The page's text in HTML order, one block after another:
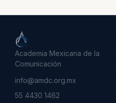
Academia Mexicana de la
Comunicación
info@amdc.org.mx
55 4430 1462